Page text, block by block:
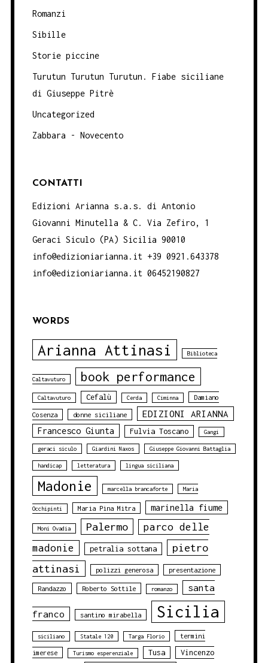
Romanzi
Sibille
Storie piccine
Turutun Turutun Turutun. Fiabe siciliane
di Giuseppe Pitrè
Uncategorized
Zabbara - Novecento
CONTATTI
Edizioni Arianna s.a.s. di Antonio
Giovanni Minutella & C. Via Zefiro, 1
Geraci Siculo (PA) Sicilia 90010
info@edizioniarianna.it +39 0921.643378
info@edizioniarianna.it 06452190827
WORDS
Arianna Attinasi Biblioteca
Caltavuturo book performance
Caltavuturo Cefalù Cerda Ciminna Damiano
Cosenza donne siciliane EDIZIONI ARIANNA
Francesco Giunta Fulvia Toscano Gangi
geraci siculo Giardini Naxos Giuseppe Giovanni Battaglia
handicap letteratura lingua siciliana
Madonie marcella brancaforte Maria
Occhipinti Maria Pina Mitra marinella fiume
Moni Ovadia Palermo
parco delle
madonie
petralia sottana
pietro
attinasi
polizzi generosa presentazione
Randazzo Roberto Sottile romanzo santa
franco santino mirabella Sicilia
siciliano Statale 120 Targa Florio termini
imerese Turismo esperenziale Tusa Vincenzo